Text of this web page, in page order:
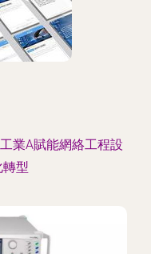
業A賦能網絡工程設
型